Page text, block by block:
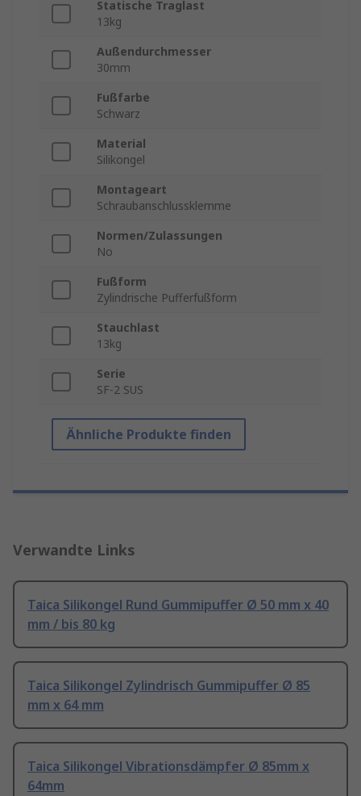
Statische Traglast
13kg
Außendurchmesser
30mm
Fußfarbe
Schwarz
Material
Silikongel
Montageart
Schraubanschlussklemme
Normen/Zulassungen
No
Fußform
Zylindrische Pufferfußform
Stauchlast
13kg
Serie
SF-2 SUS
Ähnliche Produkte finden
Verwandte Links
Taica Silikongel Rund Gummipuffer Ø 50 mm x 40
mm / bis 80 kg
Taica Silikongel Zylindrisch Gummipuffer Ø 85
mm x 64 mm
Taica Silikongel Vibrationsdämpfer Ø 85mm x
64mm